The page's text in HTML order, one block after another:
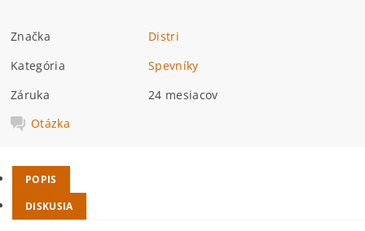
Značka
Distri
Kategória
Spevníky
Záruka
24 mesiacov
Otázka
POPIS
DISKUSIA